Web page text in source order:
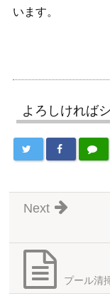
います。
よろしければ
Next
プール清